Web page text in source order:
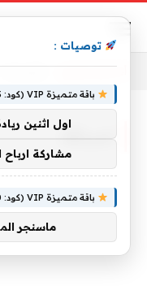
لمسألة
توصيات :
باقة متميزة VIP (كود: AA38045):
اول اثنين
مشاركة
باقة متميزة VIP (كود: AA26790):
ماسنجر